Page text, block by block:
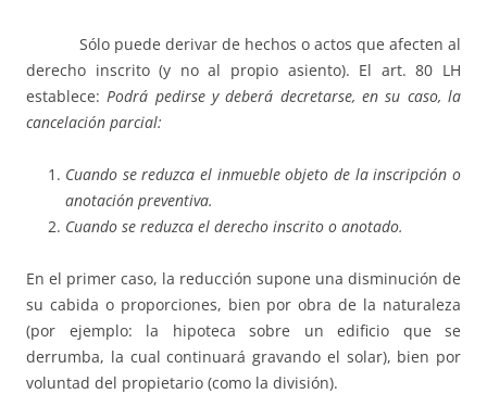
Sólo puede derivar de hechos o actos que afecten al
derecho inscrito (y no al propio asiento). El art. 80 LH
establece:Podrá pedirse y deberá decretarse, en su caso, la
cancelación parcial:
Cuando se reduzca el inmueble objeto de la inscripción o
anotación preventiva.
Cuando se reduzca el derecho inscrito o anotado.
En el primer caso, la reducción supone una disminución de
su cabida o proporciones, bien por obra de la naturaleza
(por ejemplo: la hipoteca sobre un edificio que se
derrumba, la cual continuará gravando el solar), bien por
voluntad del propietario (como la división).